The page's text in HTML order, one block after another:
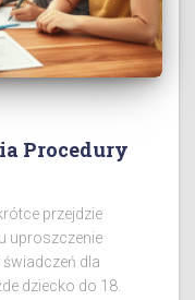
Procedury
przejdzie
uproszczenie
dla
dziecko do 18.